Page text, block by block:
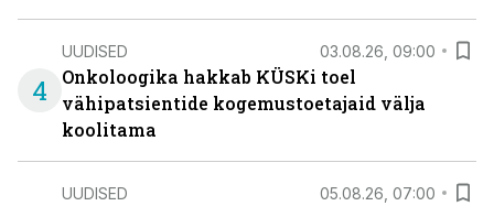
4
UUDISED 03.08.26, 09:00
Onkoloogika hakkab KÜSKi toel
vähipatsientide kogemustoetajaid välja
koolitama
UUDISED 05.08.26, 07:00